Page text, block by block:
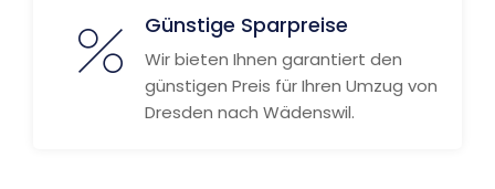
Günstige Sparpreise
Wir bieten Ihnen garantiert den
günstigen Preis für Ihren Umzug von
Dresden nach Wädenswil.